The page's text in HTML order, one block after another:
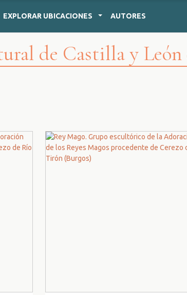
EXPLORAR UBICACIONES AUTORES
de Castilla y León